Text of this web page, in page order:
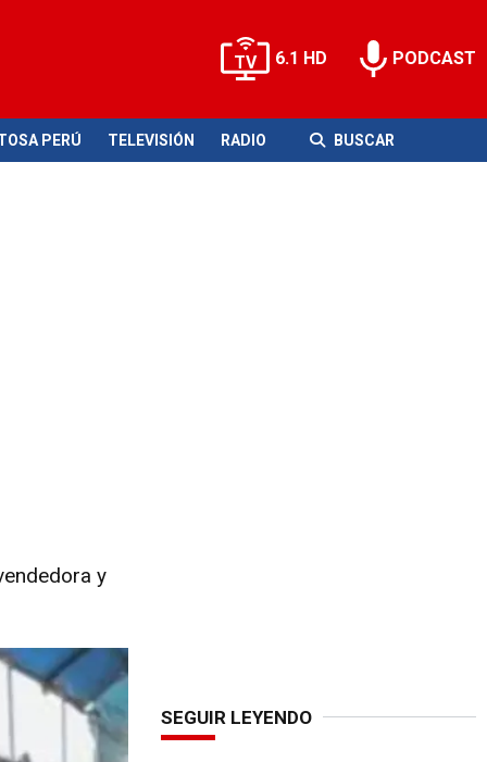
6.1 HD PODCAST
PERÚ TELEVISIÓN RADIO BUSCAR
y
SEGUIR LEYENDO